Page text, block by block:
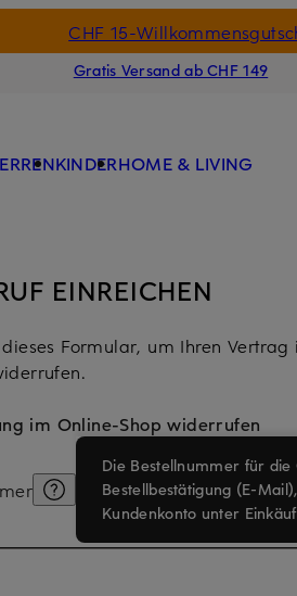
ÜBERSPRINGEN
CHF 15-
Gratis Versand ab CHF 149
KINDERHOME & LIVING
EINREICHEN
Formular, um Ihren
im Online-Shop widerrufen